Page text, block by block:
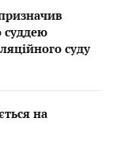
суддею
суду
на